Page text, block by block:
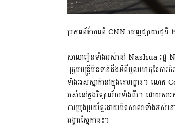
ប្រភពព័ត៌មានពី CNN ចេញផ្សាយថ្ងៃទី
សាលារៀនទាំងអស់នៅ Nashua រដ្ឋ
ក្រុមមន្រ្តីមិនទាន់ដឹងអំពីមូលហេតុនៃកា
ទាំងអស់ស្នាក់នៅក្នុងគេហដ្ឋាន។ លោ
អស់នៅក្នុងវិទ្យាល័យទាំងពីរ។ ដោយសារ
ការប្រុងប្រយ័ត្នដោយបិទសាលាទាំងអស់ន
អង្គារស្អែកនេះ។